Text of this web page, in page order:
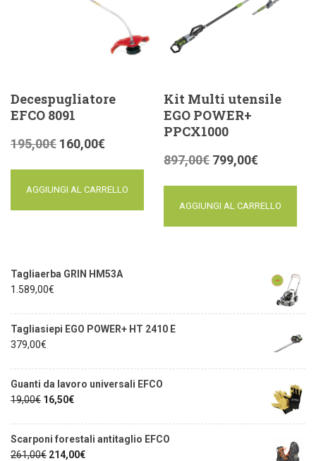
Decespugliatore
EFCO 8091
195,00€ 160,00€
AGGIUNGI AL CARRELLO
Kit Multi utensile
EGO POWER+
PPCX1000
897,00€ 799,00€
AGGIUNGI AL CARRELLO
Tagliaerba GRIN HM53A
1.589,00€
Tagliasiepi EGO POWER+ HT 2410 E
379,00€
Guanti da lavoro universali EFCO
19,00€ 16,50€
Scarponi forestali antitaglio EFCO
261,00€ 214,00€